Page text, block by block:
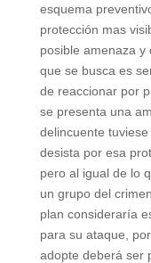
esquema
protección mas
posible amenaza y
que se busca es
de reaccionar por
se presenta una
delincuente
desista por esa
pero al igual de lo
un grupo del
plan consideraría
para su ataque,
adopte deberá ser